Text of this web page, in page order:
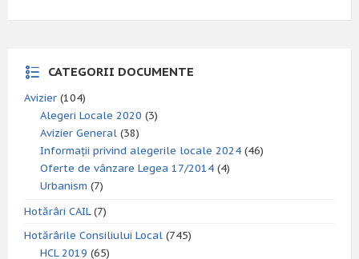
CATEGORII DOCUMENTE
Avizier (104)
Alegeri Locale 2020 (3)
Avizier General (38)
Informații privind alegerile locale 2024 (46)
Oferte de vânzare Legea 17/2014 (4)
Urbanism (7)
Hotărâri CAIL(7)
Hotărârile Consiliului Local (745)
HCL 2019 (65)